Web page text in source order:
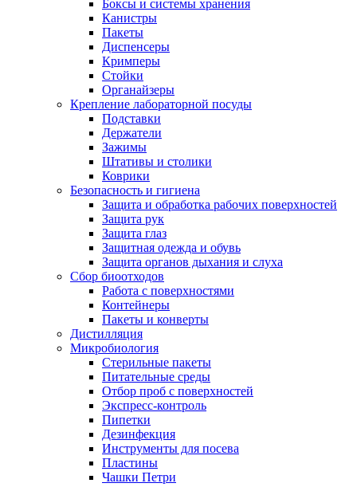
Боксы и системы хранения
Канистры
Пакеты
Диспенсеры
Кримперы
Стойки
Органайзеры
Крепление лабораторной посуды
Подставки
Держатели
Зажимы
Штативы и столики
Коврики
Безопасность и гигиена
Защита и обработка рабочих поверхностей
Защита рук
Защита глаз
Защитная одежда и обувь
Защита органов дыхания и слуха
Сбор биоотходов
Работа с поверхностями
Контейнеры
Пакеты и конверты
Дистилляция
Микробиология
Стерильные пакеты
Питательные среды
Отбор проб с поверхностей
Экспресс-контроль
Пипетки
Дезинфекция
Инструменты для посева
Пластины
Чашки Петри